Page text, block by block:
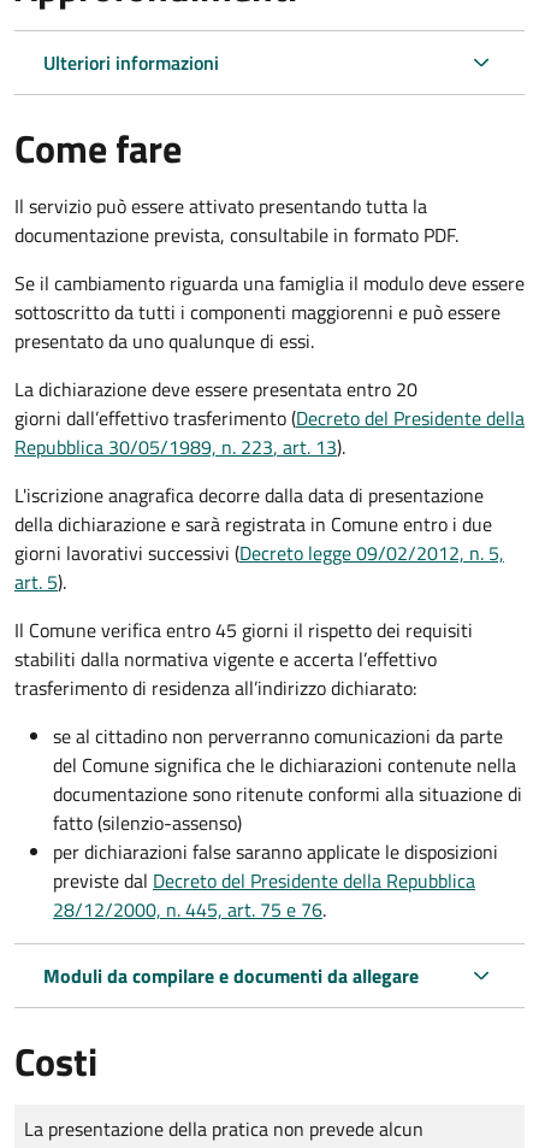
Ulteriori informazioni
Come fare
Il servizio può essere attivato presentando tutta la
documentazione prevista, consultabile in formato PDF.
Se il cambiamento riguarda una famiglia il modulo deve essere
sottoscritto da tutti i componenti maggiorenni e può essere
presentato da uno qualunque di essi.
La dichiarazione deve essere presentata entro 20
giorni dall’effettivo trasferimento (Decreto del Presidente della
Repubblica 30/05/1989, n. 223, art. 13).
L'iscrizione anagrafica decorre dalla data di presentazione
della dichiarazione e sarà registrata in Comune entro i due
giorni lavorativi successivi (Decreto legge 09/02/2012, n. 5,
art. 5).
Il Comune verifica entro45 giorni il rispetto dei requisiti
stabiliti dalla normativa vigente e accerta l’effettivo
trasferimento di residenza all’indirizzo dichiarato:
se al cittadino non perverranno comunicazioni da parte
del Comune significa che le dichiarazioni contenute nella
documentazione sono ritenute conformi alla situazione di
fatto (silenzio-assenso)
per dichiarazioni false saranno applicate le disposizioni
previste dal Decreto del Presidente della Repubblica
28/12/2000, n. 445, art. 75 e 76.
Moduli da compilare e documenti da allegare
Costi
Tipo di pagamento
Importo
La presentazione della pratica non prevede alcun